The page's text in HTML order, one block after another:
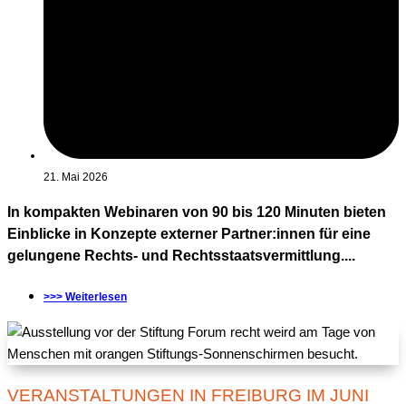
21. Mai 2026
In kompakten Webinaren von 90 bis 120 Minuten bieten
Einblicke in Konzepte externer Partner:innen für eine
gelungene Rechts- und Rechtsstaatsvermittlung....
>>> Weiterlesen
VERANSTALTUNGEN IN FREIBURG IM JUNI